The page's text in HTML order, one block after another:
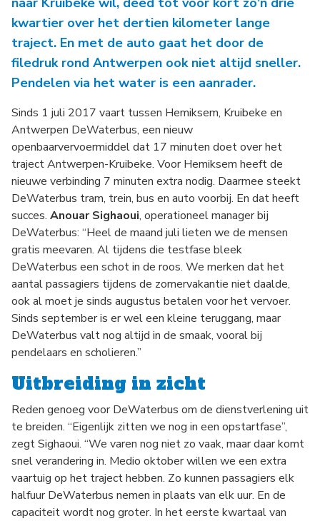
kwartier over het dertien kilometer lange
traject. En met de auto gaat het door de
filedruk rond Antwerpen ook niet altijd sneller.
Pendelen via het water is een aanrader.
Sinds 1 juli 2017 vaart tussen Hemiksem, Kruibeke en
Antwerpen DeWaterbus, een nieuw
openbaarvervoermiddel dat 17 minuten doet over het
traject Antwerpen-Kruibeke. Voor Hemiksem heeft de
nieuwe verbinding 7 minuten extra nodig. Daarmee steekt
DeWaterbus tram, trein, bus en auto voorbij. En dat heeft
succes. Anouar Sighaoui, operationeel manager bij
DeWaterbus: “Heel de maand juli lieten we de mensen
gratis meevaren. Al tijdens die testfase bleek
DeWaterbus een schot in de roos. We merken dat het
aantal passagiers tijdens de zomervakantie niet daalde,
ook al moet je sinds augustus betalen voor het vervoer.
Sinds september is er wel een kleine teruggang, maar
DeWaterbus valt nog altijd in de smaak, vooral bij
pendelaars en scholieren.”
Uitbreiding in zicht
Reden genoeg voor DeWaterbus om de dienstverlening uit
te breiden. “Eigenlijk zitten we nog in een opstartfase”,
zegt Sighaoui. “We varen nog niet zo vaak, maar daar komt
snel verandering in. Medio oktober willen we een extra
vaartuig op het traject hebben. Zo kunnen passagiers elk
halfuur DeWaterbus nemen in plaats van elk uur. En de
capaciteit wordt nog groter. In het eerste kwartaal van